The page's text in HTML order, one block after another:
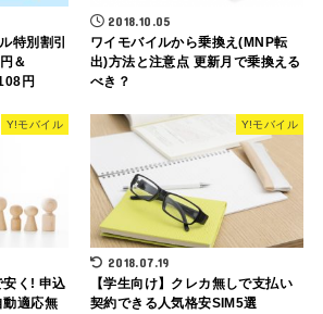
特別割引
＆
円
2018.10.05
ワイモバイルから乗換え(MNP転
出)方法と注意点 更新月で乗換える
べき？
Y!モバイル
安く! 申込
動適応無
Y!モバイル
2018.07.19
【学生向け】クレカ無しで支払い
契約できる人気格安SIM5選